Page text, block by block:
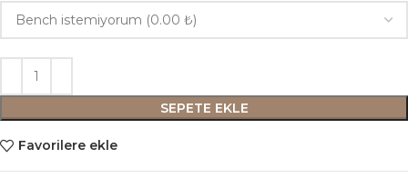
SEPETE EKLE
Favorilere ekle